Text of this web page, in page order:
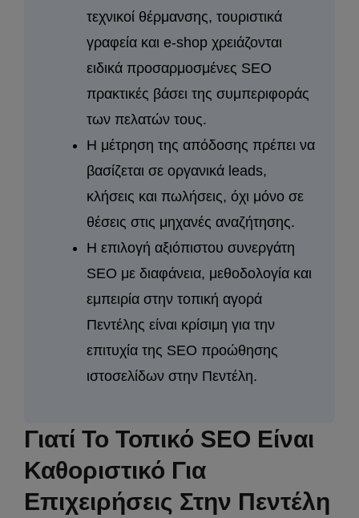
τεχνικοί θέρμανσης, τουριστικά
γραφεία και e-shop χρειάζονται
ειδικά προσαρμοσμένες SEO
πρακτικές βάσει της συμπεριφοράς
των πελατών τους.
Η μέτρηση της απόδοσης πρέπει να
βασίζεται σε οργανικά leads,
κλήσεις και πωλήσεις, όχι μόνο σε
θέσεις στις μηχανές αναζήτησης.
Η επιλογή αξιόπιστου συνεργάτη
SEO με διαφάνεια, μεθοδολογία και
εμπειρία στην τοπική αγορά
Πεντέλης είναι κρίσιμη για την
επιτυχία της SEO προώθησης
ιστοσελίδων στην Πεντέλη.
Γιατί Το Τοπικό SEO Είναι
Καθοριστικό Για
Επιχειρήσεις Στην Πεντέλη